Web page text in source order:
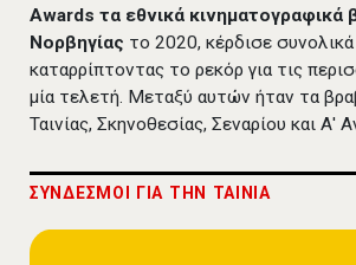
Awards τα εθνικά κινηματογραφικά
Νορβηγίας το 2020, κέρδισε συνολικά
καταρρίπτοντας το ρεκόρ για τις
μία τελετή. Μεταξύ αυτών ήταν τα
Ταινίας, Σκηνοθεσίας, Σεναρίου και Α'
ΣΥΝΔΕΣΜΟΙ ΓΙΑ THN TAINIA